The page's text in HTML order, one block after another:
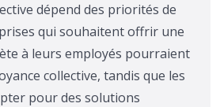
dépend des priorités de
qui souhaitent offrir une
à leurs employés pourraient
collective, tandis que les
pour des solutions